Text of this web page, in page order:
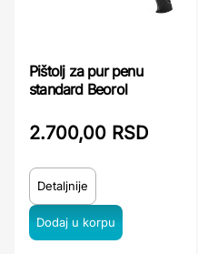
Pištolj za pur penu
standard Beorol
2.700,00 RSD
Detaljnije